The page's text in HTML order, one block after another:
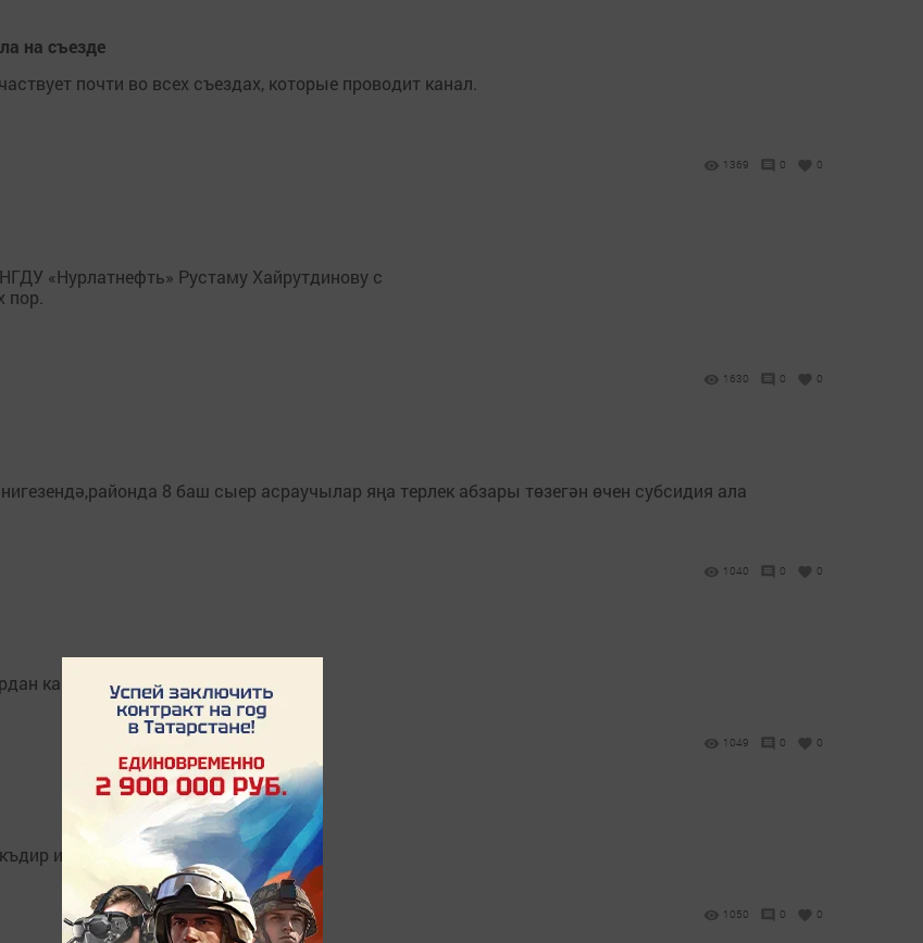
на съезде
почти во всех съездах, которые проводит канал.
1369 0 0
«Нурлатнефть» Рустаму Хайрутдинову с
1630 0 0
8 баш сыер асраучылар яңа терлек абзары төзегән өчен субсидия ала
1040 0 0
кайтты.
1049 0 0
итү кичәсе үтте.
1050 0 0